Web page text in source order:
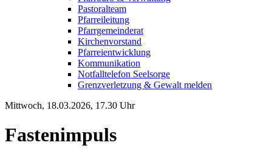
Pastoralteam
Pfarreileitung
Pfarrgemeinderat
Kirchenvorstand
Pfarreientwicklung
Kommunikation
Notfalltelefon Seelsorge
Grenzverletzung & Gewalt melden
Mittwoch, 18.03.2026, 17.30 Uhr
Fastenimpuls